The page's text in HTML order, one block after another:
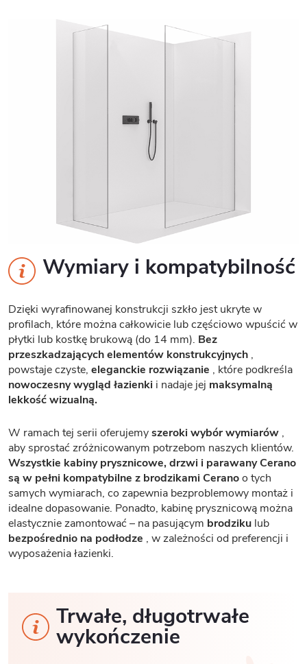
Wymiary i kompatybilność
Dzięki wyrafinowanej konstrukcji szkło jest ukryte w
profilach, które można całkowicie lub częściowo wpuścić w
płytki lub kostkę brukową (do 14 mm). Bez
przeszkadzających elementów konstrukcyjnych ,
powstaje czyste, eleganckie rozwiązanie , które podkreśla
nowoczesny wygląd łazienki i nadaje jej maksymalną
lekkość wizualną.
W ramach tej serii oferujemyszeroki wybór wymiarów ,
aby sprostać zróżnicowanym potrzebom naszych klientów.
Wszystkie kabiny prysznicowe, drzwi i parawany Cerano
są w pełni kompatybilne z brodzikami Ceranoo tych
samych wymiarach, co zapewnia bezproblemowy montaż i
idealne dopasowanie. Ponadto, kabinę prysznicową można
elastycznie zamontować – na pasującym brodziku lub
bezpośrednio na podłodze , w zależności od preferencji i
wyposażenia łazienki.
Trwałe, długotrwałe
wykończenie